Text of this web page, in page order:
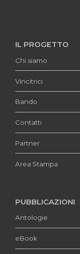
IL PROGETTO
Chi siamo
Vincitrici
Bando
Contatti
Partner
Area Stampa
PUBBLICAZIONI
Antologie
eBook